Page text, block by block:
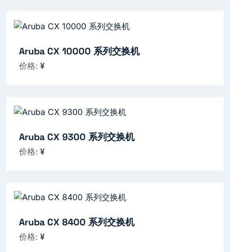
Aruba CX 10000 系列交换机
价格: ¥
Aruba CX 9300 系列交换机
价格: ¥
Aruba CX 8400 系列交换机
价格: ¥